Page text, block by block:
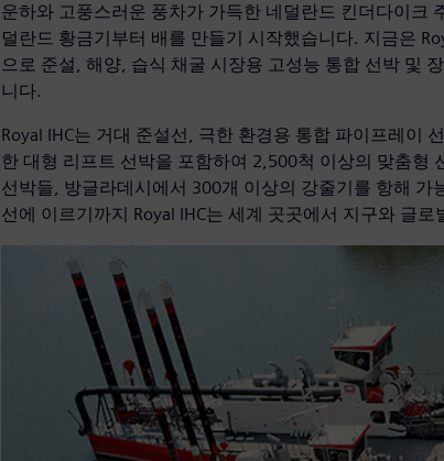
운하와 고풍스러운 풍차가 가득한 네덜란드 킨더다이크
덜란드 황금기부터 배를 만들기 시작했습니다. 지금은
으로 준설, 해양, 습식 채굴 시장용 고성능 통합 선박 및
니다.
Royal IHC는 거대 준설선, 극한 환경용 통합 파이프레이
한 대형 리프트 선박을 포함하여 2,500척 이상의 맞춤형
선박들, 방글라데시에서 300개 이상의 강줄기를 항해 가
선에 이르기까지 Royal IHC는 세계 곳곳에서 지구와 글